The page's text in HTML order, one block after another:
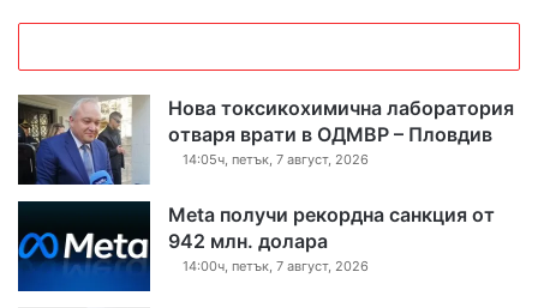
Нова токсикохимична лаборатория
отваря врати в ОДМВР – Пловдив
14:05ч, петък, 7 август, 2026
Meta получи рекордна санкция от
942 млн. долара
14:00ч, петък, 7 август, 2026